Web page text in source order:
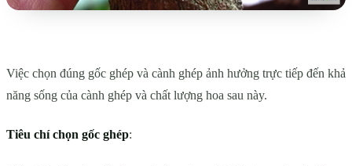
Việc chọn đúng gốc ghép và cành ghép ảnh hưởng trực tiếp đến khả
năng sống của cành ghép và chất lượng hoa sau này.
Tiêu chí chọn gốc ghép: